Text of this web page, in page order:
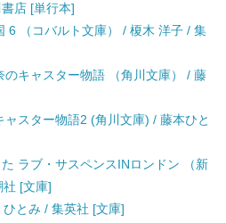
店 [単行本]
6 （コバルト文庫） / 榎木 洋子 / 集
キャスター物語 （角川文庫） / 藤
スター物語2 (角川文庫) / 藤本ひと
ラブ・サスペンスINロンドン （新
[文庫]
とみ / 集英社 [文庫]